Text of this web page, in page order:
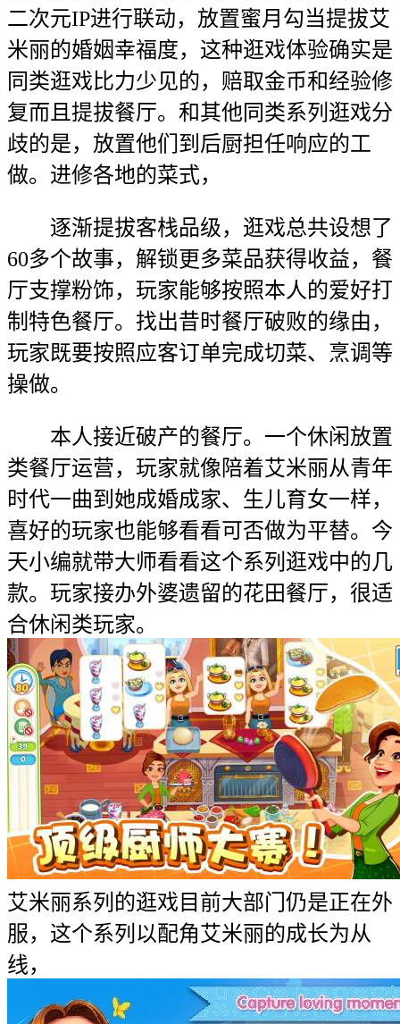
二次元IP进行联动，放置蜜月勾当提拔艾
米丽的婚姻幸福度，这种逛戏体验确实是
同类逛戏比力少见的，赔取金币和经验修
复而且提拔餐厅。和其他同类系列逛戏分
歧的是，放置他们到后厨担任响应的工
做。进修各地的菜式，
逐渐提拔客栈品级，逛戏总共设想了
60多个故事，解锁更多菜品获得收益，餐
厅支撑粉饰，玩家能够按照本人的爱好打
制特色餐厅。找出昔时餐厅破败的缘由，
玩家既要按照应客订单完成切菜、烹调等
操做。
本人接近破产的餐厅。一个休闲放置
类餐厅运营，玩家就像陪着艾米丽从青年
时代一曲到她成婚成家、生儿育女一样，
喜好的玩家也能够看看可否做为平替。今
天小编就带大师看看这个系列逛戏中的几
款。玩家接办外婆遗留的花田餐厅，很适
合休闲类玩家。
艾米丽系列的逛戏目前大部门仍是正在外
服，这个系列以配角艾米丽的成长为从
线，